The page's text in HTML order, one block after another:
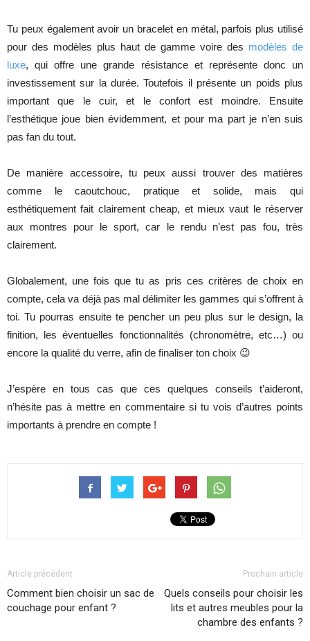
Tu peux également avoir un bracelet en métal, parfois plus utilisé
pour des modèles plus haut de gamme voire des modèles de
luxe, qui offre une grande résistance et représente donc un
investissement sur la durée. Toutefois il présente un poids plus
important que le cuir, et le confort est moindre. Ensuite
l’esthétique joue bien évidemment, et pour ma part je n’en suis
pas fan du tout.
De manière accessoire, tu peux aussi trouver des matières
comme le caoutchouc, pratique et solide, mais qui
esthétiquement fait clairement cheap, et mieux vaut le réserver
aux montres pour le sport, car le rendu n’est pas fou, très
clairement.
Globalement, une fois que tu as pris ces critères de choix en
compte, cela va déjà pas mal délimiter les gammes qui s’offrent à
toi. Tu pourras ensuite te pencher un peu plus sur le design, la
finition, les éventuelles fonctionnalités (chronomètre, etc…) ou
encore la qualité du verre, afin de finaliser ton choix 😉
J’espère en tous cas que ces quelques conseils t’aideront,
n’hésite pas à mettre en commentaire si tu vois d’autres points
importants à prendre en compte !
Article précédent
Comment bien choisir un sac de
couchage pour enfant ?
Prochain article
Quels conseils pour choisir les
lits et autres meubles pour la
chambre des enfants ?